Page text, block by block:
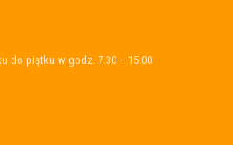
do piątku w godz. 7.30 – 15.00